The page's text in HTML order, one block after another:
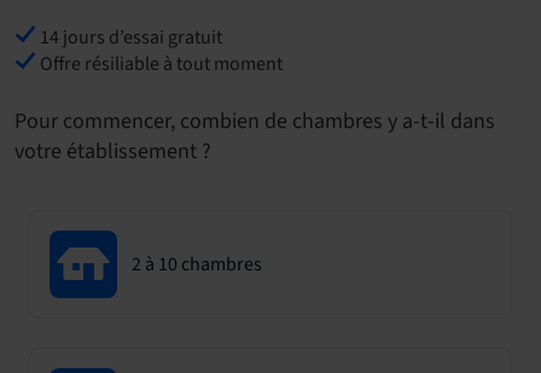
14 jours d’essai gratuit
Offre résiliable à tout moment
Pour commencer, combien de chambres y a-t-il dans
votre établissement ?
2 à 10 chambres